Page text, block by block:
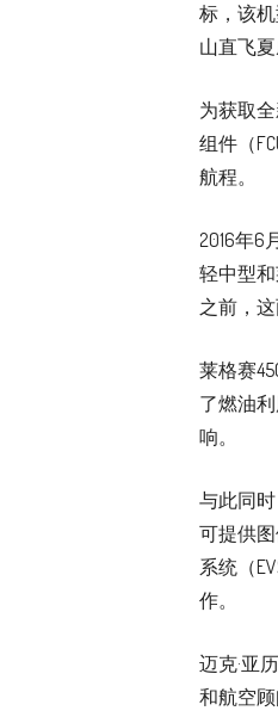
标，该
山直飞
为获取
组件（
航程。
2016年6
轻中型
之前，
莱格赛
了燃油
响。
与此同
可提供
系统（
作。
迈克·亚
和航空